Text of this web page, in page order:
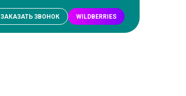
ЗАКАЗАТЬ ЗВОНОК WILDBERRIES